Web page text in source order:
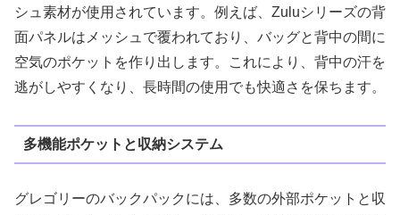
シュ素材が使用されています。例えば、Zuluシリーズの背
面パネルはメッシュで覆われており、バッグと背中の間に
空気のポケットを作り出します。これにより、背中の汗を
逃がしやすくなり、長時間の使用でも快適さを保ちます​。
多機能ポケットと収納システム
グレゴリーのバックパックには、多数の外部ポケットと収